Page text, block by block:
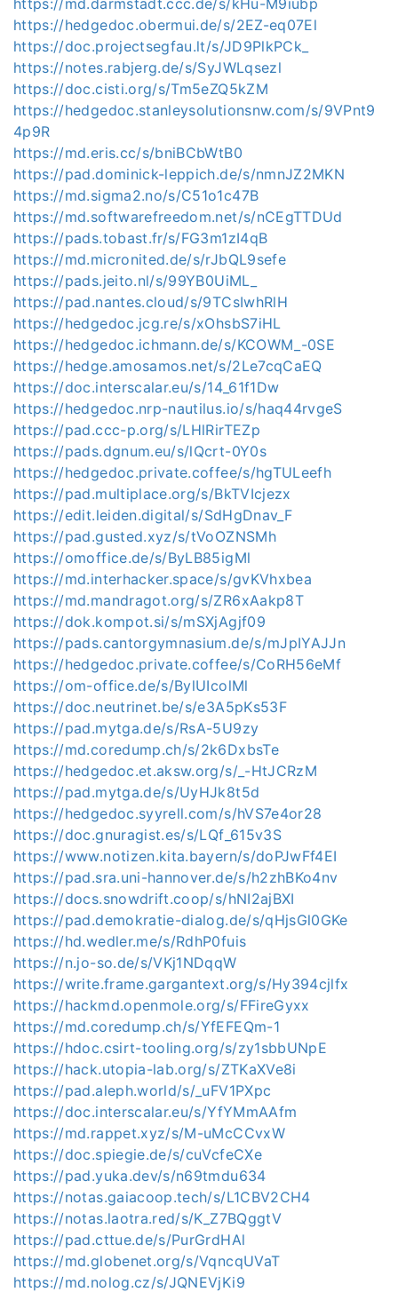
https://hedgedoc.obermui.de/s/2EZ-eq07El
https://doc.projectsegfau.lt/s/JD9PlkPCk_
https://notes.rabjerg.de/s/SyJWLqsezl
https://doc.cisti.org/s/Tm5eZQ5kZM
https://hedgedoc.stanleysolutionsnw.com/s/9VPnt9
4p9R
https://md.eris.cc/s/bniBCbWtB0
https://pad.dominick-leppich.de/s/nmnJZ2MKN
https://md.sigma2.no/s/C51o1c47B
https://md.softwarefreedom.net/s/nCEgTTDUd
https://pads.tobast.fr/s/FG3m1zI4qB
https://md.micronited.de/s/rJbQL9sefe
https://pads.jeito.nl/s/99YB0UiML_
https://pad.nantes.cloud/s/9TCsIwhRlH
https://hedgedoc.jcg.re/s/xOhsbS7iHL
https://hedgedoc.ichmann.de/s/KCOWM_-0SE
https://hedge.amosamos.net/s/2Le7cqCaEQ
https://doc.interscalar.eu/s/14_61f1Dw
https://hedgedoc.nrp-nautilus.io/s/haq44rvgeS
https://pad.ccc-p.org/s/LHlRirTEZp
https://pads.dgnum.eu/s/lQcrt-0Y0s
https://hedgedoc.private.coffee/s/hgTULeefh
https://pad.multiplace.org/s/BkTVIcjezx
https://edit.leiden.digital/s/SdHgDnav_F
https://pad.gusted.xyz/s/tVoOZNSMh
https://omoffice.de/s/ByLB85igMl
https://md.interhacker.space/s/gvKVhxbea
https://md.mandragot.org/s/ZR6xAakp8T
https://dok.kompot.si/s/mSXjAgjf09
https://pads.cantorgymnasium.de/s/mJpIYAJJn
https://hedgedoc.private.coffee/s/CoRH56eMf
https://om-office.de/s/BylUIcolMl
https://doc.neutrinet.be/s/e3A5pKs53F
https://pad.mytga.de/s/RsA-5U9zy
https://md.coredump.ch/s/2k6DxbsTe
https://hedgedoc.et.aksw.org/s/_-HtJCRzM
https://pad.mytga.de/s/UyHJk8t5d
https://hedgedoc.syyrell.com/s/hVS7e4or28
https://doc.gnuragist.es/s/LQf_615v3S
https://www.notizen.kita.bayern/s/doPJwFf4EI
https://pad.sra.uni-hannover.de/s/h2zhBKo4nv
https://docs.snowdrift.coop/s/hNI2ajBXI
https://pad.demokratie-dialog.de/s/qHjsGl0GKe
https://hd.wedler.me/s/RdhP0fuis
https://n.jo-so.de/s/VKj1NDqqW
https://write.frame.gargantext.org/s/Hy394cjlfx
https://hackmd.openmole.org/s/FFireGyxx
https://md.coredump.ch/s/YfEFEQm-1
https://hdoc.csirt-tooling.org/s/zy1sbbUNpE
https://hack.utopia-lab.org/s/ZTKaXVe8i
https://pad.aleph.world/s/_uFV1PXpc
https://doc.interscalar.eu/s/YfYMmAAfm
https://md.rappet.xyz/s/M-uMcCCvxW
https://doc.spiegie.de/s/cuVcfeCXe
https://pad.yuka.dev/s/n69tmdu634
https://notas.gaiacoop.tech/s/L1CBV2CH4
https://notas.laotra.red/s/K_Z7BQggtV
https://pad.cttue.de/s/PurGrdHAl
https://md.globenet.org/s/VqncqUVaT
https://md.nolog.cz/s/JQNEVjKi9